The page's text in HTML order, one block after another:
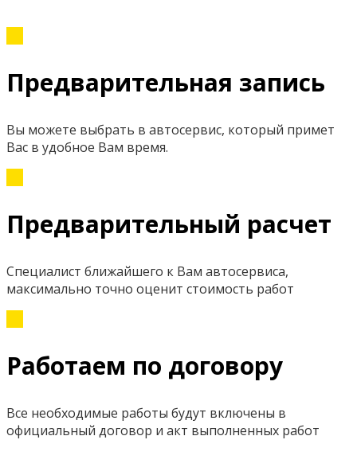
Предварительная запись
Вы можете выбрать в автосервис, который примет
Вас в удобное Вам время.
Предварительный расчет
Специалист ближайшего к Вам автосервиса,
максимально точно оценит стоимость работ
Работаем по договору
Все необходимые работы будут включены в
официальный договор и акт выполненных работ